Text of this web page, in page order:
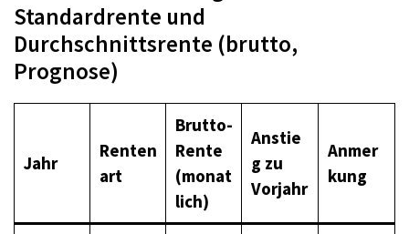
Standardrente und
Durchschnittsrente (brutto,
Prognose)
Jahr
Renten
art
Brutto-
Rente
(monat
lich)
Anstie
g zu
Vorjahr
Anmer
kung